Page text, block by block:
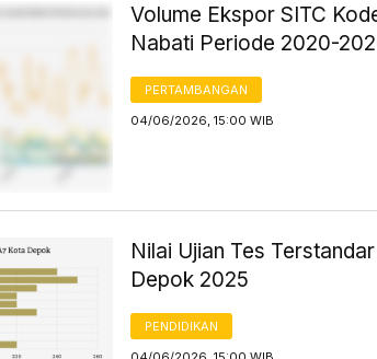
Volume Ekspor SITC
Nabati Periode 2020-
PERTAMBANGAN
04/06/2026, 15:00 WIB
Nilai Ujian Tes
Depok 2025
PENDIDIKAN